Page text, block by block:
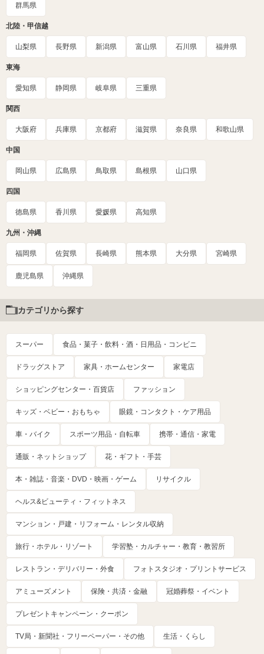
群馬県
北陸・甲信越
山梨県 長野県 新潟県 富山県 石川県 福井県
東海
愛知県 静岡県 岐阜県 三重県
関西
大阪府 兵庫県 京都府 滋賀県 奈良県 和歌山県
中国
岡山県 広島県 鳥取県 島根県 山口県
四国
徳島県 香川県 愛媛県 高知県
九州・沖縄
福岡県 佐賀県 長崎県 熊本県 大分県 宮崎県
鹿児島県 沖縄県
カテゴリから探す
スーパー 食品・菓子・飲料・酒・日用品・コンビニ
ドラッグストア 家具・ホームセンター 家電店
ショッピングセンター・百貨店 ファッション
キッズ・ベビー・おもちゃ 眼鏡・コンタクト・ケア用品
車・バイク スポーツ用品・自転車 携帯・通信・家電
通販・ネットショップ 花・ギフト・手芸
本・雑誌・音楽・DVD・映画・ゲーム リサイクル
ヘルス&ビューティ・フィットネス
マンション・戸建・リフォーム・レンタル収納
旅行・ホテル・リゾート 学習塾・カルチャー・教育・教習所
レストラン・デリバリー・外食 フォトスタジオ・プリントサービス
アミューズメント 保険・共済・金融 冠婚葬祭・イベント
プレゼントキャンペーン・クーポン
TV局・新聞社・フリーペーパー・その他 生活・くらし